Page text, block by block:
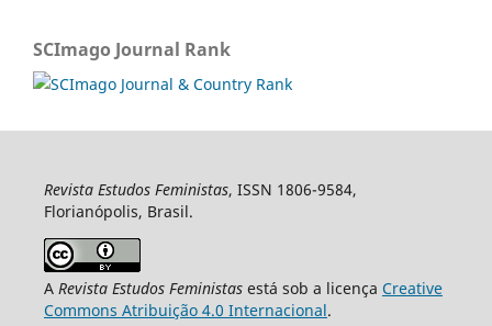
SCImago Journal Rank
Revista Estudos Feministas, ISSN 1806-9584,
Florianópolis, Brasil.
A Revista Estudos Feministasestá sob a licença Creative
Commons Atribuição 4.0 Internacional.